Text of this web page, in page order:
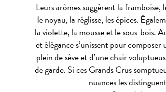
Leurs arômes suggèrent la framboise,
le noyau, la réglisse, les épices.
la violette, la mousse et le sous-bois.
et élégance s’unissent pour
plein de sève et d’une chair
de garde. Si ces Grands Crus
nuances les